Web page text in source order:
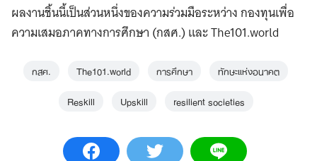
ผลงานชิ้นนี้เป็นส่วนหนึ่งของความร่วมมือระหว่าง กองทุนเพื่อ
ความเสมอภาคทางการศึกษา (กสศ.) และ The101.world
กสศ. The101.world การศึกษา
ทักษะแห่งอนาคต
Reskill
Upskill resilient societies